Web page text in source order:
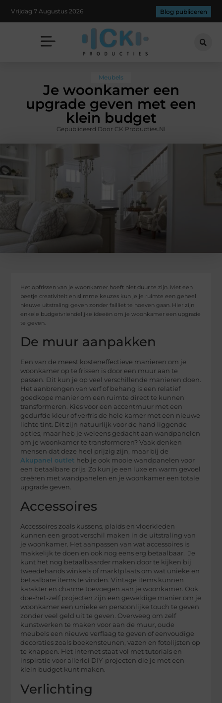
Vrijdag 7 Augustus 2026 Blog publiceren
Meubels
Je woonkamer een
upgrade geven met een
klein budget
Gepubliceerd Door CK Producties.nl
Het opfrissen van je woonkamer hoeft niet duur te zijn. Met een
beetje creativiteit en slimme keuzes kun je je ruimte een geheel
nieuwe uitstraling geven zonder failliet te hoeven gaan. Hier zijn
enkele budgetvriendelijke ideeën om je woonkamer een upgrade
te geven.
De muur aanpakken
Een van de meest kosteneffectieve manieren om je
woonkamer op te frissen is door een muur aan te
passen. Dit kun je op veel verschillende manieren doen.
Het aanbrengen van verf of behang is een relatief
goedkope manier om een ruimte direct te kunnen
transformeren. Kies voor een accentmuur met een
gedurfde kleur of verfris de hele kamer met een nieuwe
lichte tint. Dit zijn natuurlijk voor de hand liggende
opties, maar heb je weleens gedacht aan wandpanelen
om je woonkamer te transformeren? Vaak denken
mensen dat deze heel prijzig zijn, maar bij de
Akupanel outlet heb je ook mooie wandpanelen voor
een betaalbare prijs. Zo kun je een luxe en warm gevoel
creëren met wandpanelen en je woonkamer een totale
upgrade geven.
Accessoires
Accessoires zoals kussens, plaids en vloerkleden
kunnen een groot verschil maken in de uitstraling van
je woonkamer. Het aanpassen van wat accessoires is
makkelijk te doen en ook nog eens erg betaalbaar. Je
kunt het nog betaalbaarder maken door te kijken bij
tweedehands winkels of marktplaats om wat unieke en
betaalbare items te vinden. Vintage items kunnen
karakter en charme toevoegen aan je woonkamer. Ook
doe-het-zelf projecten zijn een geweldige manier om je
woonkamer een unieke en persoonlijke touch te geven
zonder veel geld uit te geven. Overweeg om zelf
kunstwerken te maken voor aan de muur, oude
meubels een nieuwe verflaag te geven of eenvoudige
decoraties zoals boekensteunen, vazen en fotolijsten op
te knappen. Het internet staat vol met tutorials en
inspiratie voor allerlei DIY-projecten die je met een
klein budget kunt maken.
Verlichting